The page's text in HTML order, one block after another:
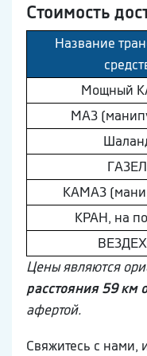
Стоимость
Название
Мощный
МAЗ
КAМAЗ
КРАН, на
Цены являются
расстояния 59 км
афертой.
Свяжитесь с нами,